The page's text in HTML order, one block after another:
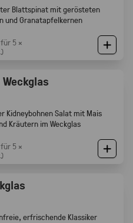
Blattspinat mit gerösteten
und Granatapfelkernen
für 5 ×
Kidneybohnen Salat mit Mais
Kräutern im Weckglas
für 5 ×
erfrischende Klassiker